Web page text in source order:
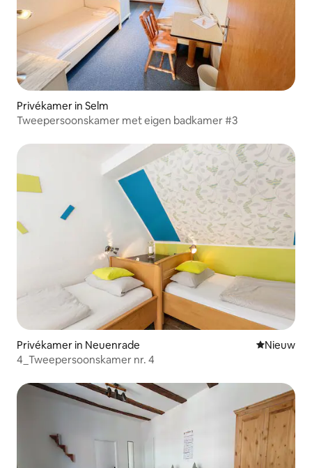
Privékamer in Selm
Tweepersoonskamer met eigen badkamer #3
Privékamer in Neuenrade Nieuwe
Nieuw
4_Tweepersoonskamer nr. 4